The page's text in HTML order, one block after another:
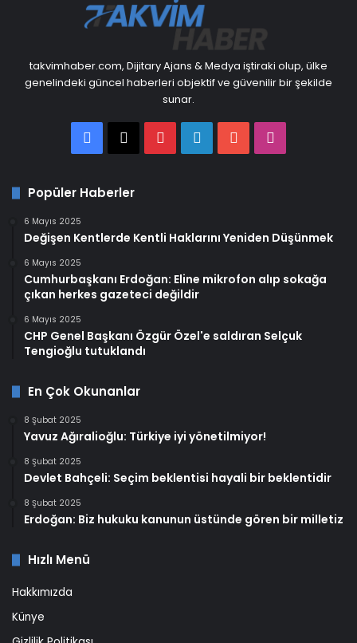
takvimhaber.com, Dijitary Ajans & Medya iştiraki olup, ülke
genelindeki güncel haberleri objektif ve güvenilir bir şekilde
sunar.
Facebook
X PinterestLinkedInYouTube
Popüler Haberler
6 Mayıs 2025
Değişen Kentlerde Kentli Haklarını Yeniden Düşünmek
6 Mayıs 2025
Cumhurbaşkanı Erdoğan: Eline mikrofon alıp sokağa
çıkan herkes gazeteci değildir
6 Mayıs 2025
CHP Genel Başkanı Özgür Özel'e saldıran Selçuk
Tengioğlu tutuklandı
En Çok Okunanlar
8 Şubat 2025
Yavuz Ağıralioğlu: Türkiye iyi yönetilmiyor!
8 Şubat 2025
Devlet Bahçeli: Seçim beklentisi hayali bir beklentidir
8 Şubat 2025
Erdoğan: Biz hukuku kanunun üstünde gören bir milletiz
Hızlı Menü
Hakkımızda
Künye